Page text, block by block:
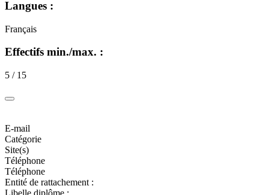
Langues :
Français
Effectifs min./max. :
5 / 15
E-mail
Catégorie
Site(s)
Téléphone
Téléphone
Entité de rattachement :
Libelle diplôme :